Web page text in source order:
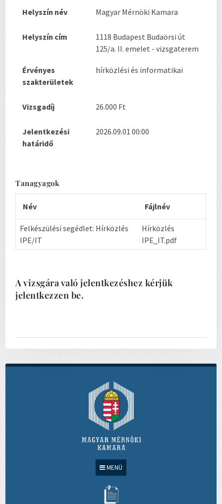
MENÜ
Helyszín név Magyar Mérnöki Kamara
Helyszín cím
1118 Budapest Budaörsi út
125/a. II. emelet - vizsgaterem
Érvényes
szakterületek
hírközlési és informatikai
Vizsgadíj 26.000 Ft
Jelentkezési
határidő
2026.09.01 00:00
Tanagyagok
Név Fájlnév
Felkészülési segédlet: Hírközlés
IPE/IT
Hírközlés
IPE_IT.pdf
A vizsgára való jelentkezéshez kérjük
jelentkezzen be.